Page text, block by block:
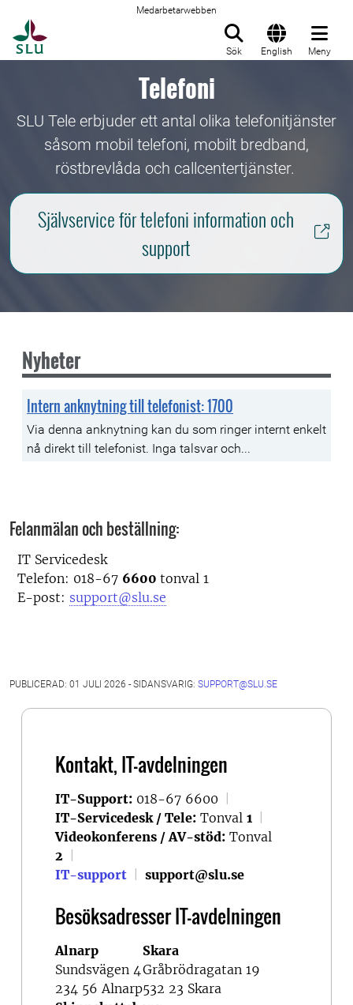
Medarbetarwebben
Sök English Meny
Telefoni
SLU Tele erbjuder ett antal olika telefonitjänster
såsom mobil telefoni, mobilt bredband,
röstbrevlåda och callcentertjänster.
Självservice för telefoni information och
support
Nyheter
Intern anknytning till telefonist: 1700
Via denna anknytning kan du som ringer internt enkelt
nå direkt till telefonist. Inga talsvar och...
Felanmälan och beställning:
IT Servicedesk
Telefon: 018-67 6600 tonval 1
E-post: support@slu.se
PUBLICERAD: 01 JULI 2026 - SIDANSVARIG: SUPPORT@SLU.SE
Kontakt, IT-avdelningen
IT-Support: 018-67 6600
IT-Servicedesk / Tele: Tonval 1
Videokonferens / AV-stöd: Tonval
2
IT-support
support@slu.se
Besöksadresser IT-avdelningen
Alnarp
Sundsvägen 4
234 56 Alnarp
Skara
Gråbrödragatan 19
532 23 Skara